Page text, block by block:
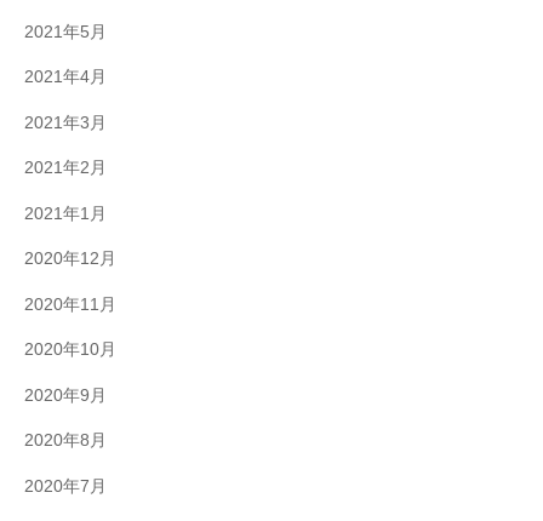
2021年5月
2021年4月
2021年3月
2021年2月
2021年1月
2020年12月
2020年11月
2020年10月
2020年9月
2020年8月
2020年7月